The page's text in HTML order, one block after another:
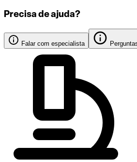
Precisa de ajuda?
Falar com especialista